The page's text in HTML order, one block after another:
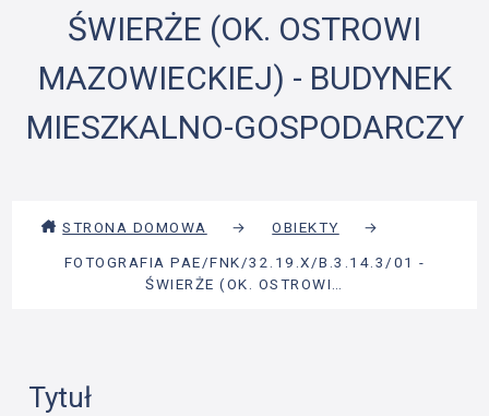
ŚWIERŻE (OK. OSTROWI
MAZOWIECKIEJ) - BUDYNEK
MIESZKALNO-GOSPODARCZY
STRONA DOMOWA → OBIEKTY
→
FOTOGRAFIA PAE/FNK/32.19.X/B.3.14.3/01 -
ŚWIERŻE (OK. OSTROWI…
Tytuł